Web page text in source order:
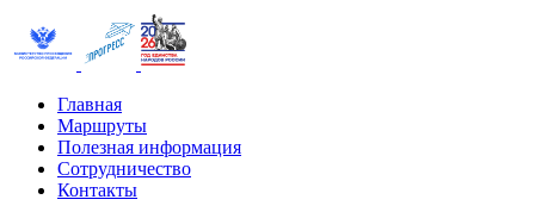
Главная
Маршруты
Полезная информация
Сотрудничество
Контакты